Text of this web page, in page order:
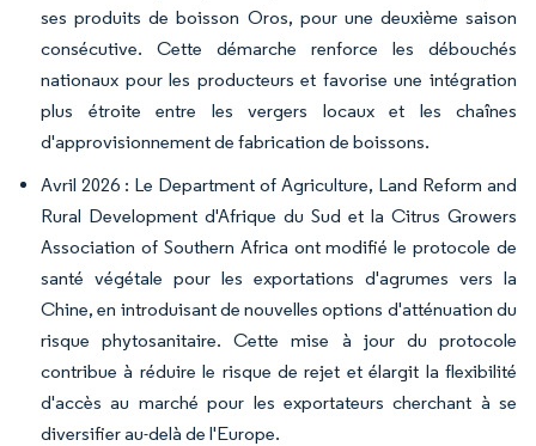
ses produits de boisson Oros, pour une deuxième saison
consécutive. Cette démarche renforce les débouchés
nationaux pour les producteurs et favorise une intégration
plus étroite entre les vergers locaux et les chaînes
d'approvisionnement de fabrication de boissons.
Avril 2026 : Le Department of Agriculture, Land Reform and
Rural Development d'Afrique du Sud et la Citrus Growers
Association of Southern Africa ont modifié le protocole de
santé végétale pour les exportations d'agrumes vers la
Chine, en introduisant de nouvelles options d'atténuation du
risque phytosanitaire. Cette mise à jour du protocole
contribue à réduire le risque de rejet et élargit la flexibilité
d'accès au marché pour les exportateurs cherchant à se
diversifier au-delà de l'Europe.